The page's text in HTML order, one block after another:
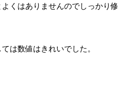
くはありませんのでしっかり修
は数値はきれいでした。